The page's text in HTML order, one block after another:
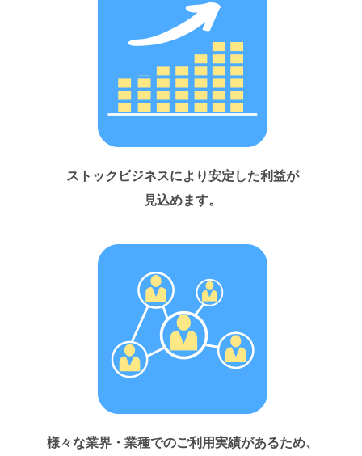
ストックビジネスにより安定した利益が
見込めます。
様々な業界・業種でのご利用実績があるため、